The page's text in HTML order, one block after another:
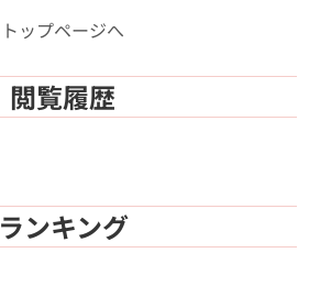
トップページへ
閲覧履歴
ランキング